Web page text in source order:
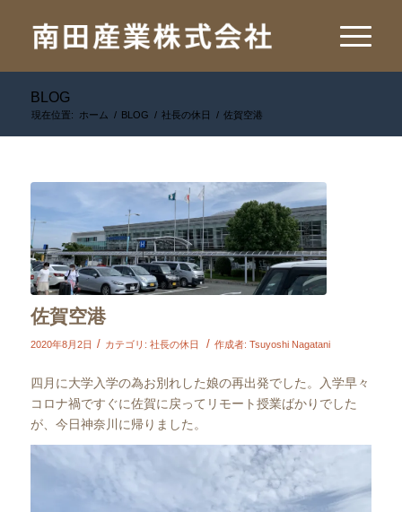
BLOG
現在位置: ホーム / BLOG / 社長の休日 / 佐賀空港
佐賀空港
2020年8月2日 / カテゴリ: 社長の休日 / 作成者: Tsuyoshi Nagatani
四月に大学入学の為お別れした娘の再出発でした。入学早々
コロナ禍ですぐに佐賀に戻ってリモート授業ばかりでした
が、今日神奈川に帰りました。